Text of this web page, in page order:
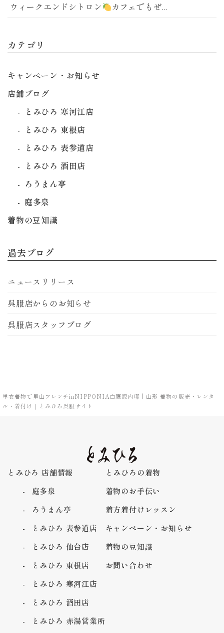
単衣着物で里山フレンチinNIPPONIA白鷹源内邸 | 山形 着物の販売・レンタ
ル・着付け｜とみひろ呉服サイト
ウィークエンドシトロン カフェでもぜ...
カテゴリ
キャンペーン・お知らせ
店舗ブログ
とみひろ 寒河江店
とみひろ 東根店
とみひろ 表参道店
とみひろ 酒田店
ろうまん亭
庭多泉
着物の豆知識
過去ブログ
ニュースリリース
呉服店からのお知らせ
呉服店スタッフブログ
とみひろ 店舗情報
庭多泉
ろうまん亭
とみひろ 表参道店
とみひろ 仙台店
とみひろ 東根店
とみひろ 寒河江店
とみひろ 酒田店
とみひろ 赤湯営業所
とみひろの着物
着物のお手伝い
着方着付けレッスン
キャンペーン・お知らせ
着物の豆知識
お問い合わせ